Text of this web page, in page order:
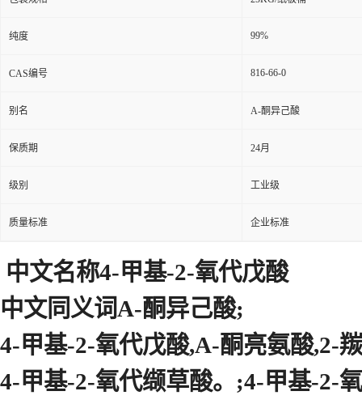
纯度 99%
CAS编号 816-66-0
别名 Α-酮异己酸
保质期 24月
级别 工业级
质量标准 企业标准
中文名称4-甲基-2-氧代戊酸
中文同义词Α-酮异己酸;
4-甲基-2-氧代戊酸,Α-酮亮氨酸,2-
4-甲基-2-氧代缬草酸。;4-甲基-2-